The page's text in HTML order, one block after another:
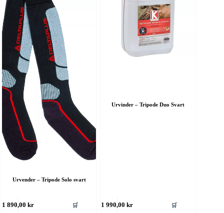
Urvender – Tripode Solo svart
1 890,00kr 🛒
Urvinder – Tripode Duo Svart
1 990,00kr 🛒